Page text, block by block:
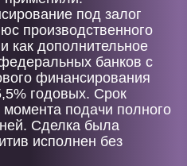
под залог
производственного
как дополнительное
банков с
финансирования
годовых. Срок
момента подачи полного
Сделка была
исполнен без